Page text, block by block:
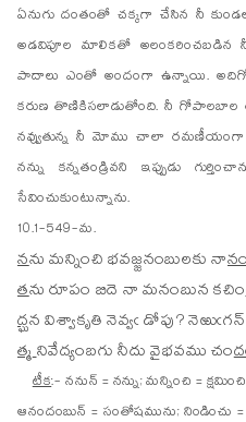
ఏనుగు దంతంతో చక్కగా చేసిన నీ
అడవిపూల మాలికతో అలంకరించబడిన
పాదాలు ఎంతో అందంగా ఉన్నాయి. అదిగో
కరుణ తొణికిసలాడుతోంది. నీ గోపాలబాల
నవ్వుతున్న నీ మోము చాలా రమణీయంగా
నన్ను కన్నతండ్రివని ఇప్పుడు
సేవించుకుంటున్నాను.
10.1-549-మ.
నను మన్నించి భవజ్జనంబులకు నా
తను రూపం బిదె నా మనంబున కచిం
ద్ఘన విశ్వాకృతి నెవ్వఁ డోపు? నెఱుఁగన్
త్మనివేద్యంబగు నీదు వైభవము చం
టీక:- ననున్ = నన్ను; మన్నించి =
ఆనందంబున్ = సంతోషమును; నిండించు